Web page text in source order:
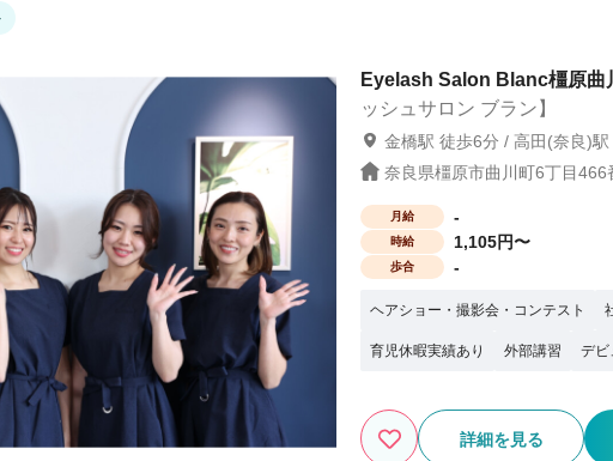
Eyelash Salon Blanc橿原曲
ッシュサロン ブラン】
金橋駅 徒歩6分 / 高田(奈良)
奈良県橿原市曲川町6丁目466
月給 -
時給 1,105円〜
歩合 -
ヘアショー・撮影会・コンテスト
育児休暇実績あり 外部講習 デビ
詳細を見る